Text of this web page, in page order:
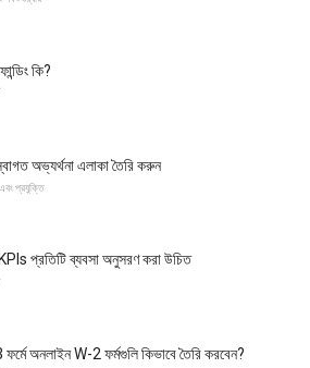
কি?
অভ্যর্থনা এলাকা তৈরি করুন
প্রযুক্তি
প্রতিটি ব্যবসা অনুসরণ করা উচিত
অনলাইন W-2 ফর্মগুলি কিভাবে তৈরি করবেন?